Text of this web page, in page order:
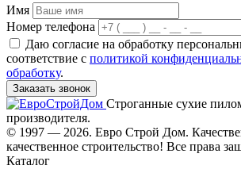
Имя
Номер телефона
Даю согласие на обработку
соответствие с политикой
обработку.
Заказать звонок
Строганные сухие
производителя.
© 1997 — 2026. Евро Строй Дом.
качественное строительство! Все права
Каталог